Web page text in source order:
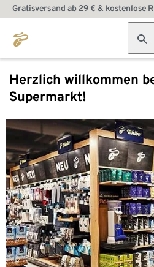
Gratisversand ab 29 € & kostenlose
Herzlich willkommen
Supermarkt!